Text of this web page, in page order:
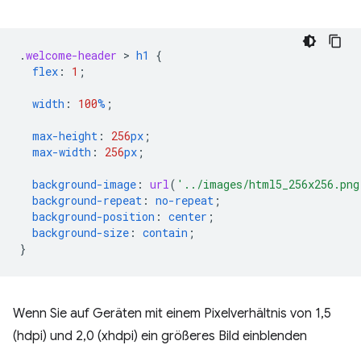
.welcome-header > h1
{
flex : 1 ;
width : 100% ;
max-height : 256px ;
max-width : 256px ;
background-image : url( '../images/
background-repeat : no-repeat ;
background-position : center ;
background-size : contain ;
}
Wenn Sie auf Geräten mit einem Pixelverhältnis von 1,5
(hdpi) und 2,0 (xhdpi) ein größeres Bild einblenden